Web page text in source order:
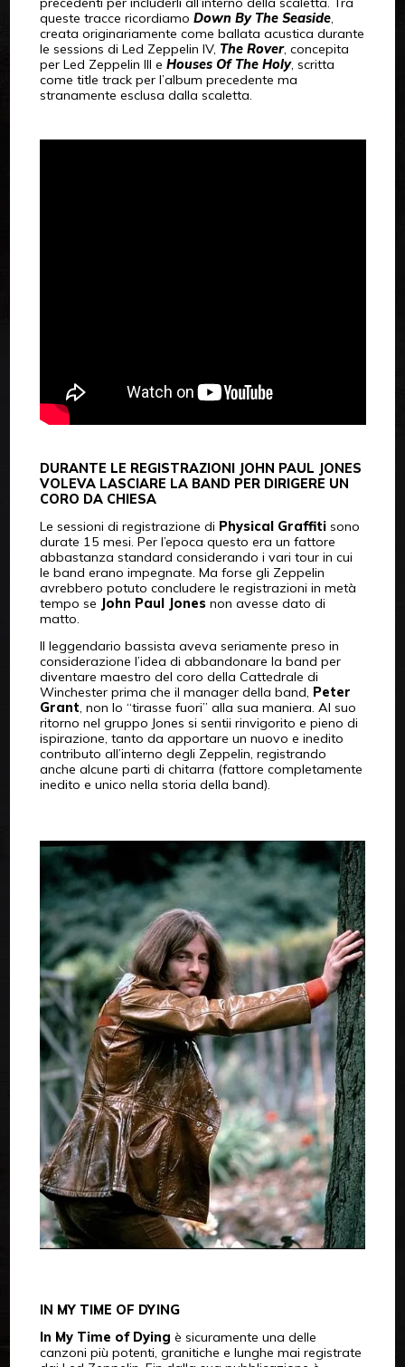
queste tracce ricordiamo Down By The Seaside,
creata originariamente come ballata acustica durante
le sessions di Led Zeppelin IV, The Rover, concepita
per Led Zeppelin III e Houses Of The Holy, scritta
come title track per l’album precedente ma
stranamente esclusa dalla scaletta.
DURANTE LE REGISTRAZIONI JOHN PAUL JONES
VOLEVA LASCIARE LA BAND PER DIRIGERE UN
CORO DA CHIESA
Le sessioni di registrazione di Physical Graffitisono
durate 15 mesi. Per l’epoca questo era un fattore
abbastanza standard considerando i vari tour in cui
le band erano impegnate. Ma forse gli Zeppelin
avrebbero potuto concludere le registrazioni in metà
tempo se John Paul Jonesnon avesse dato di
matto.
Il leggendario bassista aveva seriamente preso in
considerazione l’idea di abbandonare la band per
diventare maestro del coro della Cattedrale di
Winchester prima che il manager della band, Peter
Grant , non lo “tirasse fuori” alla sua maniera. Al suo
ritorno nel gruppo Jones si sentii rinvigorito e pieno di
ispirazione, tanto da apportare un nuovo e inedito
contributo all’interno degli Zeppelin, registrando
anche alcune parti di chitarra (fattore completamente
inedito e unico nella storia della band).
IN MY TIME OF DYING
In My Time of Dying è sicuramente una delle
canzoni più potenti, granitiche e lunghe mai registrate